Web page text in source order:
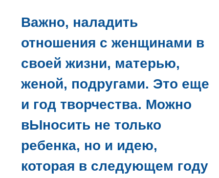
Важно, наладить
отношения с женщинами в
своей жизни, матерью,
женой, подругами. Это еще
и год творчества. Можно
вЫносить не только
ребенка, но и идею,
которая в следующем году